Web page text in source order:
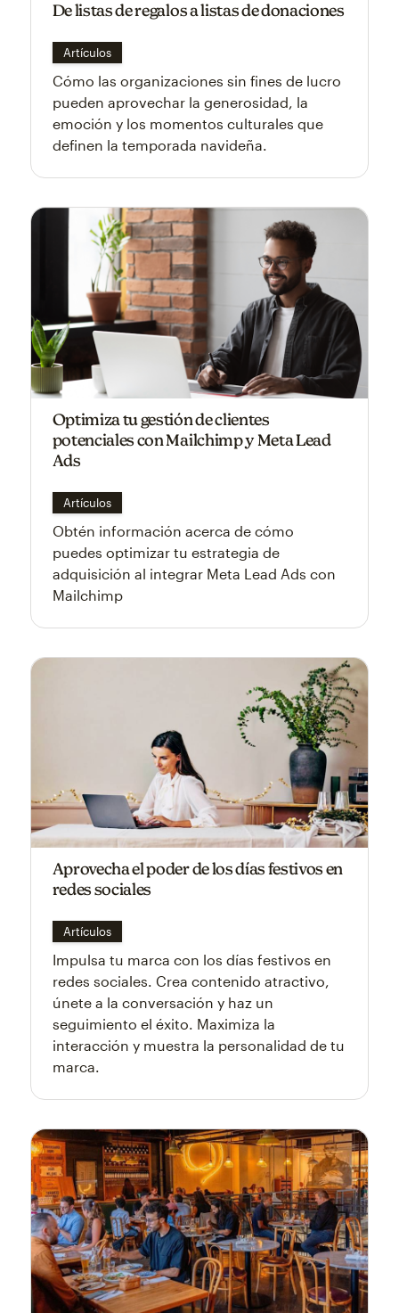
De listas de regalos a listas de donaciones
Artículos
Cómo las organizaciones sin fines de lucro
pueden aprovechar la generosidad, la
emoción y los momentos culturales que
definen la temporada navideña.
Optimiza tu gestión de clientes
potenciales con Mailchimp y Meta Lead
Ads
Artículos
Obtén información acerca de cómo
puedes optimizar tu estrategia de
adquisición al integrar Meta Lead Ads con
Mailchimp
Aprovecha el poder de los días festivos en
redes sociales
Artículos
Impulsa tu marca con los días festivos en
redes sociales. Crea contenido atractivo,
únete a la conversación y haz un
seguimiento el éxito. Maximiza la
interacción y muestra la personalidad de tu
marca.